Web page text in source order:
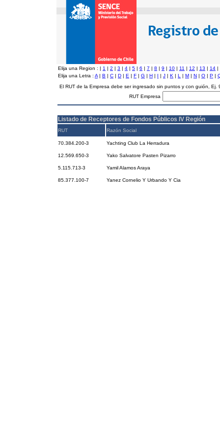
Elija una Region : | 1 | 2 | 3 | 4 | 5 | 6 | 7 | 8 | 9 | 10 | 11 | 12 | 13 | 14 |
Elija una Letra : A | B | C | D | E | F | G | H | I | J | K | L | M | N | O | P |
El RUT de la Empresa debe ser ingresado sin puntos y con guión, Ej.
RUT Empresa
Listado de Receptores de Fondos Públicos IV Región
RUT Razón Social
70.384.200-3 Yachting Club La Herradura
12.569.650-3 Yako Salvatore Pasten Pizarro
5.115.713-3 Yamil Alamos Araya
85.377.100-7 Yanez Cornelio Y Urbando Y Cia